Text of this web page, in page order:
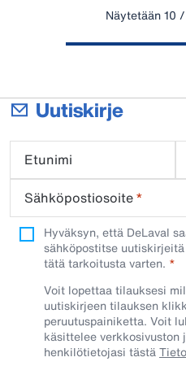
Näytetään 10
Uutiskirje
Etunimi
Sähköpostiosoite*
Hyväksyn, että DeLaval
sähköpostitse
tätä tarkoitusta varten.
Voit lopettaa tilauksesi
uutiskirjeen tilauksen
peruutuspainiketta. Voit
käsittelee
henkilötietojasi tästä